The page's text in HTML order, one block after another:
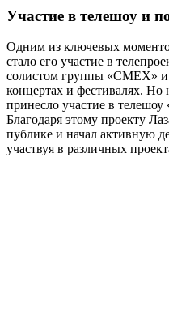
Участие в телешоу и
Одним из ключевых
стало его участие в
солистом группы «СМЕХ» и
концертах и фестивалях.
принесло участие в телешоу
Благодаря этому проекту
публике и начал активную
участвуя в различных